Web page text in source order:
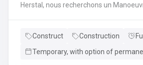
Herstal, nous recherchons un
vous épanouir dans une mission pour
Construct Construction
Temporary, with option of